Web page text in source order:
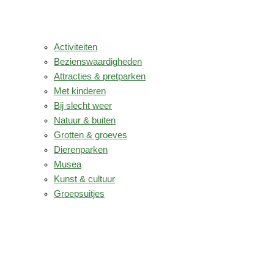
Activiteiten
Bezienswaardigheden
Attracties & pretparken
Met kinderen
Bij slecht weer
Natuur & buiten
Grotten & groeves
Dierenparken
Musea
Kunst & cultuur
Groepsuitjes